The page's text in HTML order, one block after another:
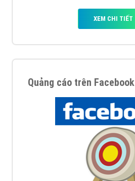
XEM CHI TIẾT
Quảng cáo trên Facebook